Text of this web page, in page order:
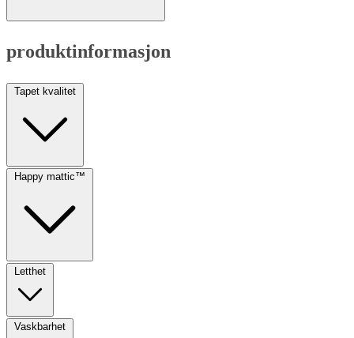
produktinformasjon
Tapet kvalitet
Happy mattic™
Letthet
Vaskbarhet